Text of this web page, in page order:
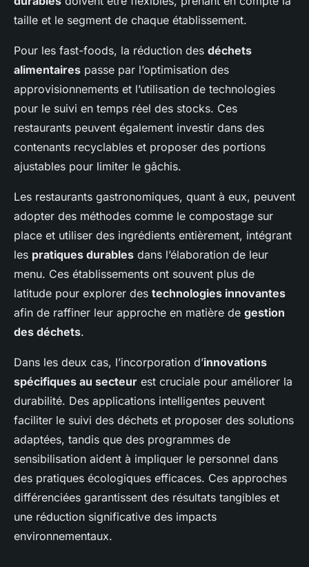
taille et le segment de chaque établissement.
Pour les fast-foods, la réduction des déchets
alimentaires passe par l’optimisation des
approvisionnements et l’utilisation de technologies
pour le suivi en temps réel des stocks. Ces
restaurants peuvent également investir dans des
contenants recyclables et proposer des portions
ajustables pour limiter le gâchis.
Les restaurants gastronomiques, quant à eux, peuvent
adopter des méthodes comme le compostage sur
place et utiliser des ingrédients entièrement, intégrant
les pratiques durables dans l’élaboration de leur
menu. Ces établissements ont souvent plus de
latitude pour explorer des technologies innovantes
afin de raffiner leur approche en matière de gestion
des déchets.
Dans les deux cas, l’incorporation d’innovations
spécifiques au secteur est cruciale pour améliorer la
durabilité. Des applications intelligentes peuvent
faciliter le suivi des déchets et proposer des solutions
adaptées, tandis que des programmes de
sensibilisation aident à impliquer le personnel dans
des pratiques écologiques efficaces. Ces approches
différenciées garantissent des résultats tangibles et
une réduction significative des impacts
environnementaux.